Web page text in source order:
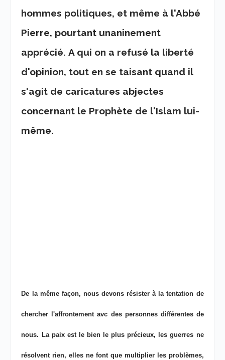
hommes politiques, et même à l'Abbé
Pierre, pourtant unaninement
apprécié. A qui on a refusé la liberté
d'opinion, tout en se taisant quand il
s'agit de caricatures abjectes
concernant le Prophète de l'Islam lui-
même.
De la même façon, nous devons résister à la tentation de
chercher l'affrontement avc des personnes différentes de
nous. La paix est le bien le plus précieux, les guerres ne
résolvent rien, elles ne font que multiplier les problèmes,